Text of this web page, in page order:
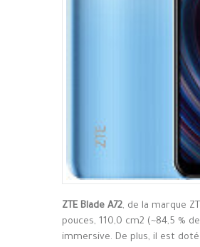
ZTE Blade A72, de la marque
pouces, 110,0 cm2 (~84,5 %
immersive. De plus, il est